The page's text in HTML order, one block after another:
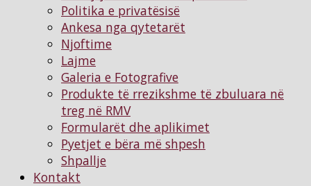
Politika e privatësisë
Ankesa nga qytetarët
Njoftimе
Lajme
Galeria e Fotografive
Produkte të rrezikshme të zbuluara në
treg në RMV
Formularët dhe aplikimet
Pyetjet e bëra më shpesh
Shpallje
Kontakt